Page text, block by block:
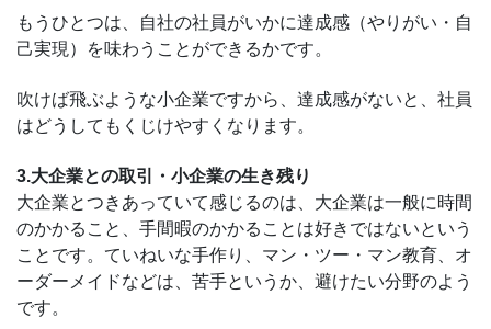
もうひとつは、自社の社員がいかに達成感（やりがい・自
己実現）を味わうことができるかです。
吹けば飛ぶような小企業ですから、達成感がないと、社員
はどうしてもくじけやすくなります。
3.大企業との取引・小企業の生き残り
大企業とつきあっていて感じるのは、大企業は一般に時間
のかかること、手間暇のかかることは好きではないという
ことです。ていねいな手作り、マン・ツー・マン教育、オ
ーダーメイドなどは、苦手というか、避けたい分野のよう
です。